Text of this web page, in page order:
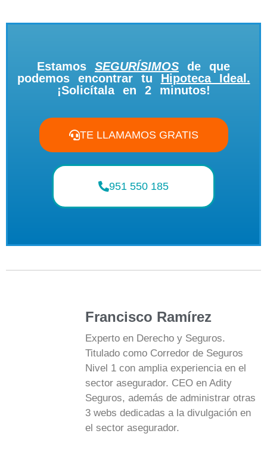
Estamos SEGURÍSIMOS
de que
podemos encontrar tu Hipoteca Ideal.
¡Solicítala en 2 minutos!
TE LLAMAMOS GRATIS
951 550 185
Francisco Ramírez
Experto en Derecho y Seguros.
Titulado como Corredor de Seguros
Nivel 1 con amplia experiencia en el
sector asegurador. CEO en Adity
Seguros, además de administrar otras
3 webs dedicadas a la divulgación en
el sector asegurador.